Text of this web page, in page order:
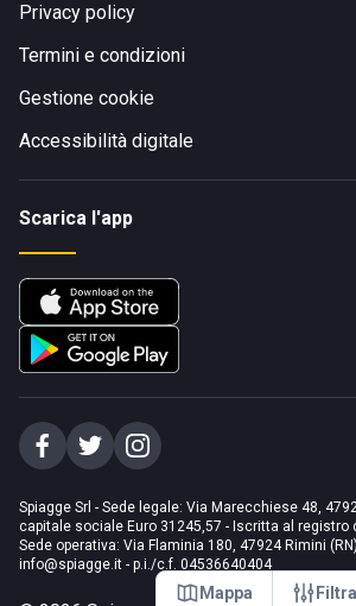
Mappa Filtra
Privacy policy
Termini e condizioni
Gestione cookie
Accessibilità digitale
Scarica l'app
Spiagge Srl - Sede legale: Via Marecchiese 48,
capitale sociale Euro 31245,57 - Iscritta al registro
Sede operativa: Via Flaminia 180, 47924 Rimini
info@spiagge.it - p.i./c.f. 04536640404